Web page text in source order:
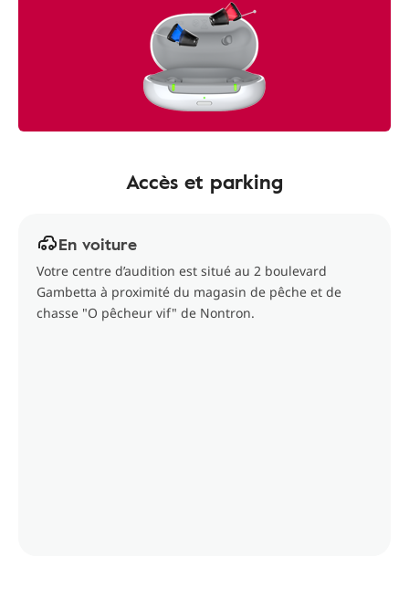
Accès et parking
En voiture
Votre centre d’audition est situé au 2 boulevard
Gambetta à proximité du magasin de pêche et de
chasse "O pêcheur vif" de Nontron.